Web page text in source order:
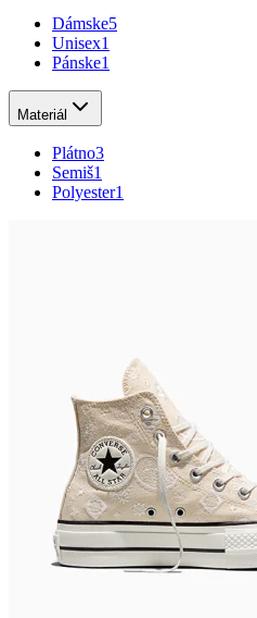
Dámske5
Unisex1
Pánske1
Materiál
Plátno3
Semiš1
Polyester1